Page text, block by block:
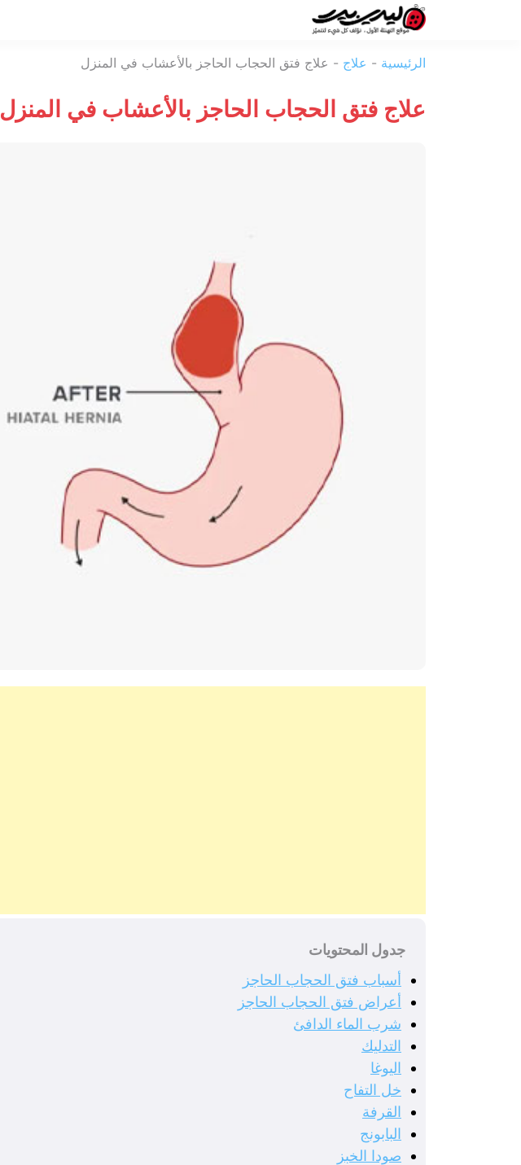
بيرد
الرئيسية - علاج - علاج فتق الحجاب الحاجز بالأعشاب في المنزل
علاج فتق الحجاب الحاجز بالأعشاب في المنزل
جدول المحتويات
أسباب فتق الحجاب الحاجز
أعراض فتق الحجاب الحاجز
شرب الماء الدافئ
التدليك
اليوغا
خل التفاح
القرفة
البابونج
صودا الخبز